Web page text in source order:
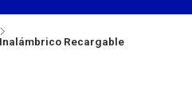
Recargable